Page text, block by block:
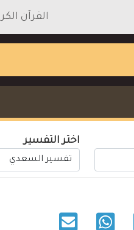
القرآن
اختر التفسير